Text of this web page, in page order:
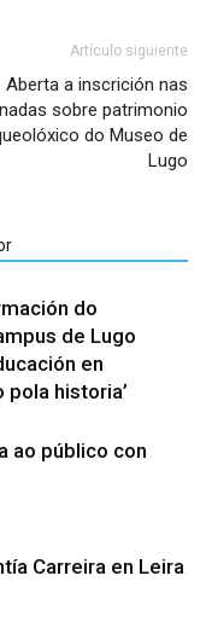
Artículo siguiente
Aberta a inscrición nas
sobre patrimonio
do Museo de
Lugo
do
de Lugo
en
historia’
ao público con
Carreira en Leira